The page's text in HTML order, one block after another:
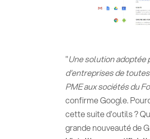
"Une solution adoptée
d'entreprises de
PME aux sociétés du
confirme Google.
cette suite d'outils ?
grande nouveauté de